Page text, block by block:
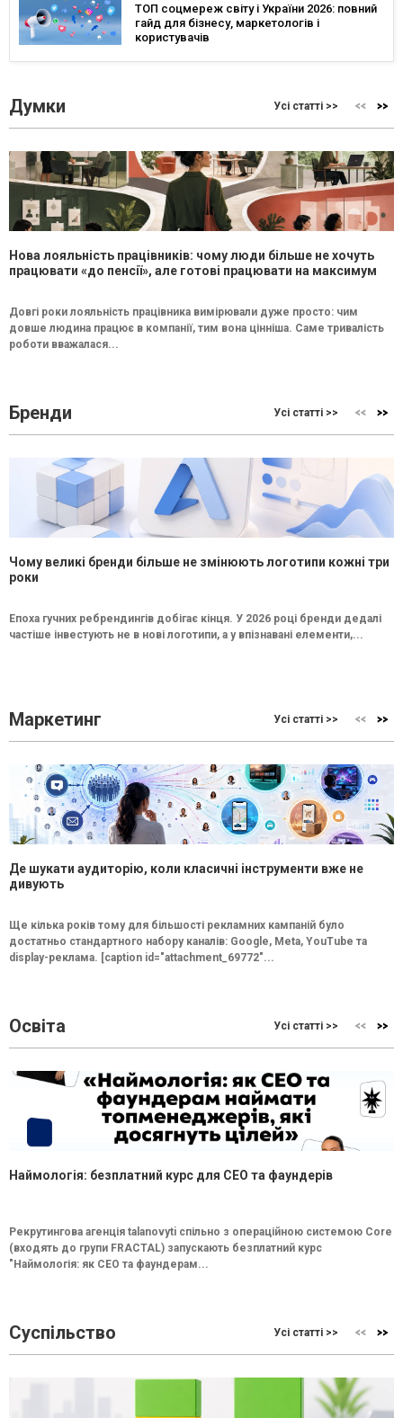
ТОП соцмереж світу і України 2026: повний
гайд для бізнесу, маркетологів і
користувачів
Думки Усі статті >>
Нова лояльність працівників: чому люди більше не хочуть
працювати «до пенсії», але готові працювати на максимум
Довгі роки лояльність працівника вимірювали дуже просто: чим
довше людина працює в компанії, тим вона цінніша. Саме тривалість
роботи вважалася...
Бренди Усі статті >>
Чому великі бренди більше не змінюють логотипи кожні три
роки
Епоха гучних ребрендингів добігає кінця. У 2026 році бренди дедалі
частіше інвестують не в нові логотипи, а у впізнавані елементи,...
Маркетинг Усі статті >>
Де шукати аудиторію, коли класичні інструменти вже не
дивують
Ще кілька років тому для більшості рекламних кампаній було
достатньо стандартного набору каналів: Google, Meta, YouTube та
display-реклама. [caption id="attachment_69772"...
Освіта Усі статті >>
Наймологія: безплатний курс для CEO та фаундерів
Рекрутингова агенція talanovyti спільно з операційною системою Core
(входять до групи FRACTAL) запускають безплатний курс
"Наймологія: як СEO та фаундерам...
Суспільство Усі статті >>